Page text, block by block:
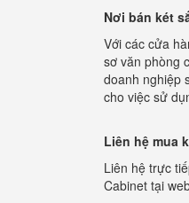
Nơi bán két
Với các cửa
sơ văn phòng
doanh nghiệp
cho việc sử
Liên hệ mua
Liên hệ trực
Cabinet tại